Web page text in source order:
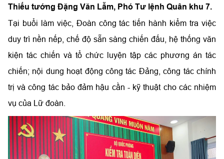
Thiếu tướng Đặng Văn Lẫm, Phó Tư lệnh Quân khu 7.
Tại buổi làm việc, Đoàn công tác tiến hành kiểm tra việc
duy trì nền nếp, chế độ sẵn sàng chiến đấu, hệ thống văn
kiện tác chiến và tổ chức luyện tập các phương án tác
chiến; nội dung hoạt động công tác Đảng, công tác chính
trị và công tác bảo đảm hậu cần - kỹ thuật cho các nhiệm
vụ của Lữ đoàn.